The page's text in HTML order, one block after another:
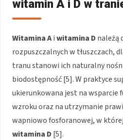
witamin A i D w
Witamina Aiwitamina D należą
rozpuszczalnych w tłuszczach,
tranu stanowi ich naturalny
biodostępność [5]. W praktyce
ukierunkowana jest na wsparcie
wzroku oraz na utrzymanie
wapniowo fosforanowej, w
witamina D [5].